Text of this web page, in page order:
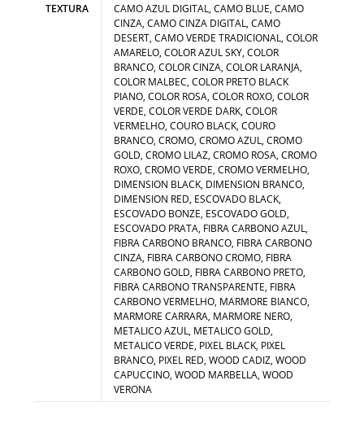
TEXTURA
CAMO AZUL DIGITAL, CAMO BLUE, CAMO
CINZA, CAMO CINZA DIGITAL, CAMO
DESERT, CAMO VERDE TRADICIONAL, COLOR
AMARELO, COLOR AZUL SKY, COLOR
BRANCO, COLOR CINZA, COLOR LARANJA,
COLOR MALBEC, COLOR PRETO BLACK
PIANO, COLOR ROSA, COLOR ROXO, COLOR
VERDE, COLOR VERDE DARK, COLOR
VERMELHO, COURO BLACK, COURO
BRANCO, CROMO, CROMO AZUL, CROMO
GOLD, CROMO LILAZ, CROMO ROSA, CROMO
ROXO, CROMO VERDE, CROMO VERMELHO,
DIMENSION BLACK, DIMENSION BRANCO,
DIMENSION RED, ESCOVADO BLACK,
ESCOVADO BONZE, ESCOVADO GOLD,
ESCOVADO PRATA, FIBRA CARBONO AZUL,
FIBRA CARBONO BRANCO, FIBRA CARBONO
CINZA, FIBRA CARBONO CROMO, FIBRA
CARBONO GOLD, FIBRA CARBONO PRETO,
FIBRA CARBONO TRANSPARENTE, FIBRA
CARBONO VERMELHO, MARMORE BIANCO,
MARMORE CARRARA, MARMORE NERO,
METALICO AZUL, METALICO GOLD,
METALICO VERDE, PIXEL BLACK, PIXEL
BRANCO, PIXEL RED, WOOD CADIZ, WOOD
CAPUCCINO, WOOD MARBELLA, WOOD
VERONA